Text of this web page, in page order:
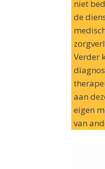
niet
de
Verder
aan
eigen
van